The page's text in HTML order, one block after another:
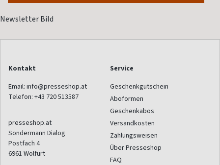
Kontakt
Email: info@presseshop.at
Telefon: +43 720 513587
presseshop.at
Sondermann Dialog
Postfach 4
6961 Wolfurt
Service
Geschenkgutschein
Aboformen
Geschenkabos
Versandkosten
Zahlungsweisen
Über Presseshop
FAQ